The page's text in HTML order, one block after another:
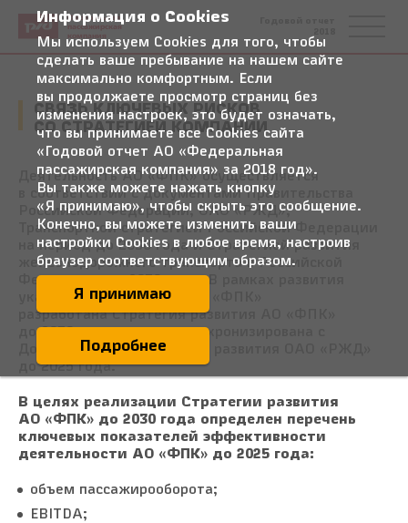
Федеральная
пассажирская
СВЯЗЬ КЛЮЧЕВЫХ РИСКОВ
СО СТРАТЕГИЕЙ КОМПАНИИ
Деятельность АО «ФПК» осуществляется
в соответствии с документами Правительства
Российской Федерации, ОАО «РЖД»,
Транспортной стратегией Российской Федерации
на период до 2030 года и Стратегией развития
железнодорожного транспорта в Российской
Федерации до 2030 года. В рамках развития
указанных стратегий в АО «ФПК»
разработана Стратегия развития АО «ФПК»
до 2030 года, которая синхронизирована с
Долгосрочной программой развития ОАО «РЖД»
до 2025 года.
В целях реализации Стратегии развития
АО «ФПК» до 2030 года определен перечень
ключевых показателей эффективности
деятельности АО «ФПК» до 2025 года:
объем пассажирооборота;
EBITDA;
Информация о Cookies
Мы используем Cookies для того, чтобы
сделать ваше пребывание на нашем сайте
максимально комфортным. Если
вы продолжаете просмотр страниц без
изменения настроек, это будет означать,
что вы принимаете все Cookies сайта
«Годовой отчет АО «Федеральная
пассажирская компания» за 2018 год».
Вы также можете нажать кнопку
«Я принимаю», чтобы скрыть это сообщение.
Конечно, вы можете изменить ваши
настройки Cookies в любое время, настроив
браузер соответствующим образом.
Я принимаю
Подробнее